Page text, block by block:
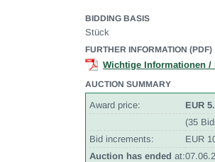
BIDDING BASIS
Stück
FURTHER INFORMATION (PDF)
Wichtige Informationen /
AUCTION SUMMARY
Award price:
EUR
(35
Bid increments:
EUR
Auction has ended at: